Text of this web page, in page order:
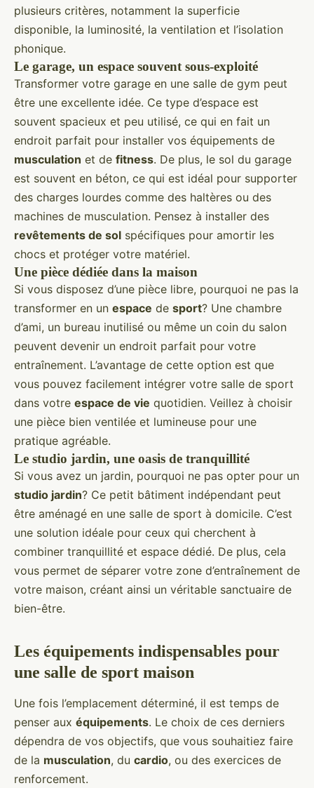
plusieurs critères, notamment la superficie
disponible, la luminosité, la ventilation et l’isolation
phonique.
Le garage, un espace souvent sous-exploité
Transformer votre garage en une salle de gym peut
être une excellente idée. Ce type d’espace est
souvent spacieux et peu utilisé, ce qui en fait un
endroit parfait pour installer vos équipements de
musculation et de fitness. De plus, le sol du garage
est souvent en béton, ce qui est idéal pour supporter
des charges lourdes comme des haltères ou des
machines de musculation. Pensez à installer des
revêtements de sol spécifiques pour amortir les
chocs et protéger votre matériel.
Une pièce dédiée dans la maison
Si vous disposez d’une pièce libre, pourquoi ne pas la
transformer en un espace de sport? Une chambre
d’ami, un bureau inutilisé ou même un coin du salon
peuvent devenir un endroit parfait pour votre
entraînement. L’avantage de cette option est que
vous pouvez facilement intégrer votre salle de sport
dans votre espace de vie quotidien. Veillez à choisir
une pièce bien ventilée et lumineuse pour une
pratique agréable.
Le studio jardin, une oasis de tranquillité
Si vous avez un jardin, pourquoi ne pas opter pour un
studio jardin? Ce petit bâtiment indépendant peut
être aménagé en une salle de sport à domicile. C’est
une solution idéale pour ceux qui cherchent à
combiner tranquillité et espace dédié. De plus, cela
vous permet de séparer votre zone d’entraînement de
votre maison, créant ainsi un véritable sanctuaire de
bien-être.
Les équipements indispensables pour
une salle de sport maison
Une fois l’emplacement déterminé, il est temps de
penser aux équipements. Le choix de ces derniers
dépendra de vos objectifs, que vous souhaitiez faire
de la musculation, du cardio, ou des exercices de
renforcement.